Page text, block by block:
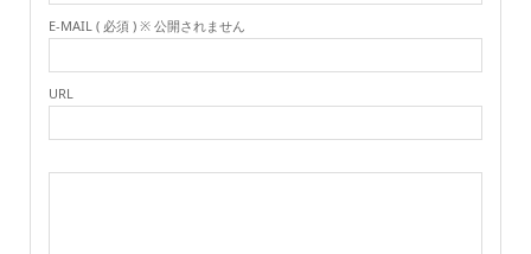
E-MAIL ( 必須 ) ※ 公開されません
URL